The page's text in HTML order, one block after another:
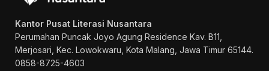
Kantor Pusat Literasi Nusantara
Perumahan Puncak Joyo Agung Residence Kav. B11,
Merjosari, Kec. Lowokwaru, Kota Malang, Jawa Timur 65144.
0858-8725-4603